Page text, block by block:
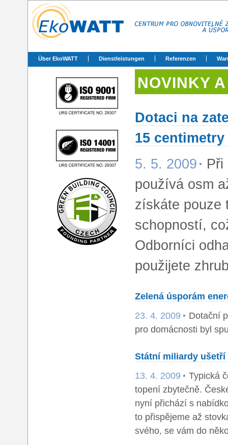
Über EkoWATT Dienstleistungen Referenzen
NOVINKY
Dotaci na
15
5. 5. 2009
Při
používá osm
získáte pouze
schopností,
Odborníci
použijete
Zelená úsporám
23. 4. 2009
Dotační
pro domácnosti byl
Státní miliardy
13. 4. 2009
Typická
topení zbytečně.
nyní přichází s
to přispějeme až
svého, se vám do